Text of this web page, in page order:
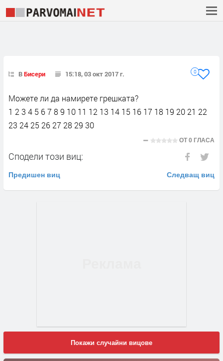
ВБисери 15:18, 03 окт 2017 г. 0
Можете ли да намирете грешката?
1 2 3 4 5 6 7 8 9 10 11 12 13 14 15 16 17 18 19 20 21 22
23 24 25 26 27 28 29 30
ОТ0 ГЛАСА
Сподели този виц:
Предишен виц Следващ виц
Покажи случайни вицове